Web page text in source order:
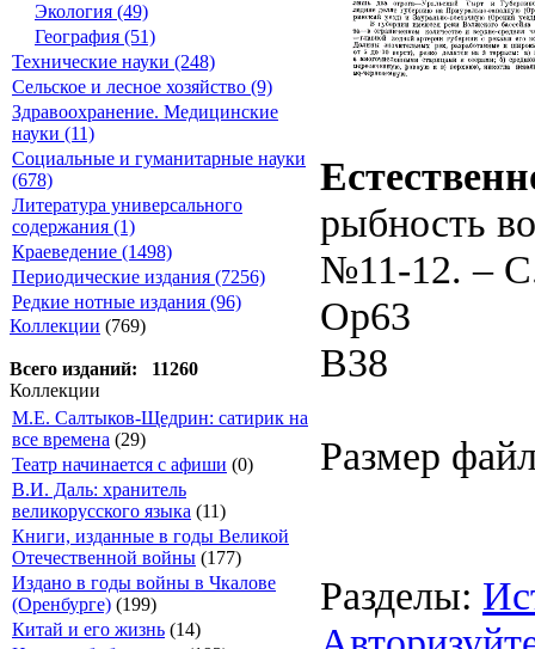
Экология (49)
География (51)
Технические науки (248)
Сельское и лесное хозяйство (9)
Здравоохранение. Медицинские
науки (11)
Социальные и гуманитарные науки
(678)
Литература универсального
содержания (1)
Краеведение (1498)
Периодические издания (7256)
Редкие нотные издания (96)
Коллекции (769)
Всего изданий: 11260
Коллекции
М.Е. Салтыков-Щедрин: сатирик на
все времена (29)
Театр начинается с афиши (0)
В.И. Даль: хранитель
великорусского языка (11)
Книги, изданные в годы Великой
Отечественной войны (177)
Издано в годы войны в Чкалове
(Оренбурге) (199)
Китай и его жизнь (14)
рыбность
№11-12. –
Ор63
В38
Размер
Разделы: